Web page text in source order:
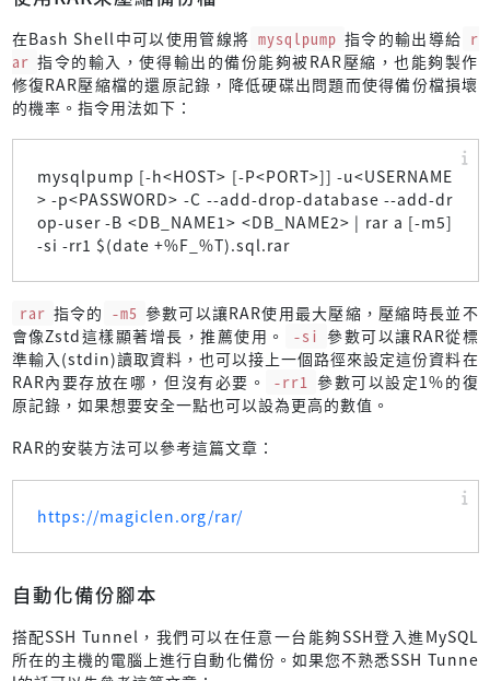
在Bash Shell中可以使用管線將 mysqlpump 指令的輸出導給 r
ar 指令的輸入，使得輸出的備份能夠被RAR壓縮，也能夠製作
修復RAR壓縮檔的還原記錄，降低硬碟出問題而使得備份檔損壞
的機率。指令用法如下：
mysqlpump [-h<HOST> [-P<PORT>]] -u<USERNAME
> -p<PASSWORD> -C --add-drop-database --add-dr
op-user -B <DB_NAME1> <DB_NAME2> | rar a [-m5]
-si -rr1 $(date +%F_%T).sql.rar
rar 指令的 -m5 參數可以讓RAR使用最大壓縮，壓縮時長並不
會像Zstd這樣顯著增長，推薦使用。
-si 參數可以讓RAR從標
準輸入(stdin)讀取資料，也可以接上一個路徑來設定這份資料在
RAR內要存放在哪，但沒有必要。
-rr1 參數可以設定1%的復
原記錄，如果想要安全一點也可以設為更高的數值。
RAR的安裝方法可以參考這篇文章：
https://magiclen.org/rar/
自動化備份腳本
搭配SSH Tunnel，我們可以在任意一台能夠SSH登入進MySQL
所在的主機的電腦上進行自動化備份。如果您不熟悉SSH Tunne